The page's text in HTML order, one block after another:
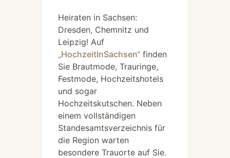
Heiraten in Sachsen:
Dresden, Chemnitz und
Leipzig! Auf
„HochzeitInSachsen“ finden
Sie Brautmode, Trauringe,
Festmode, Hochzeitshotels
und sogar
Hochzeitskutschen. Neben
einem vollständigen
Standesamtsverzeichnis für
die Region warten
besondere Trauorte auf Sie.